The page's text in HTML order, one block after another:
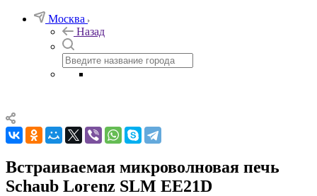
Москва
Назад
Встраиваемая микроволновая печь
Schaub Lorenz SLM EE21D